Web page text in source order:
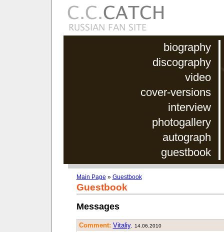
biography
discography
video
cover-versions
interview
photogallery
autograph
guestbook
Main Page » Guestbook
Guestbook
Messages
Comment: Vitaliy. 14.06.2010